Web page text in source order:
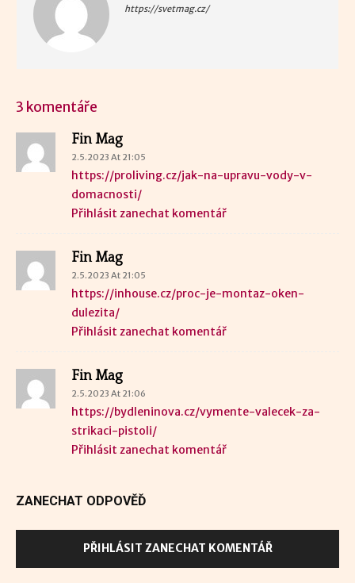
https://svetmag.cz/
3 komentáře
Fin Mag
2.5.2023 At 21:05
https://proliving.cz/jak-na-upravu-vody-v-
domacnosti/
Přihlásit zanechat komentář
Fin Mag
2.5.2023 At 21:05
https://inhouse.cz/proc-je-montaz-oken-
dulezita/
Přihlásit zanechat komentář
Fin Mag
2.5.2023 At 21:06
https://bydleninova.cz/vymente-valecek-za-
strikaci-pistoli/
Přihlásit zanechat komentář
ZANECHAT ODPOVĚĎ
PŘIHLÁSIT ZANECHAT KOMENTÁŘ